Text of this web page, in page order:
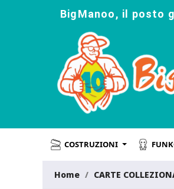
BigManoo, il posto
COSTRUZIONI
Home CARTE